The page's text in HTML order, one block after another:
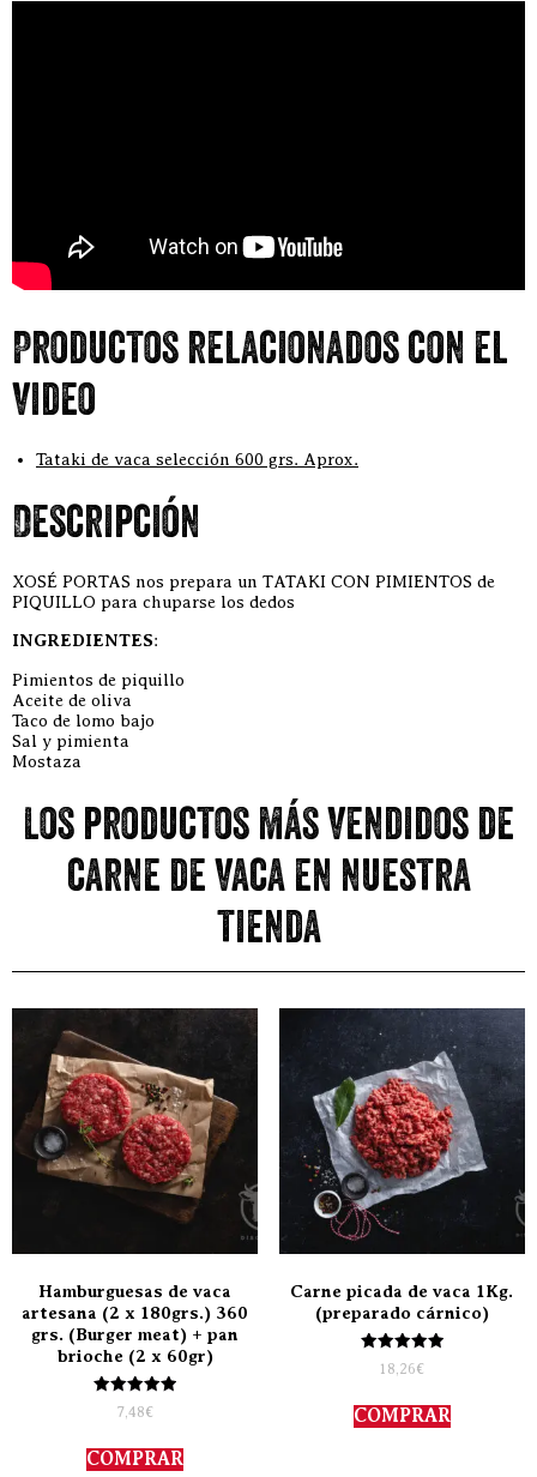
Productos relacionados con el
video
Tataki de vaca selección 600 grs. Aprox.
Descripción
XOSÉ PORTAS nos prepara un TATAKI CON PIMIENTOS de
PIQUILLO para chuparse los dedos
INGREDIENTES:
Pimientos de piquillo
Aceite de oliva
Taco de lomo bajo
Sal y pimienta
Mostaza
Los productos más vendidos de
carne de vaca en nuestra
tienda
Hamburguesas de vaca
artesana (2 x 180grs.) 360
grs. (Burger meat) + pan
brioche (2 x 60gr)
Valorado
con
de 5
7,48€
COMPRAR
Carne picada de vaca 1Kg.
(preparado cárnico)
Valorado
con
de 5
18,26€
COMPRAR